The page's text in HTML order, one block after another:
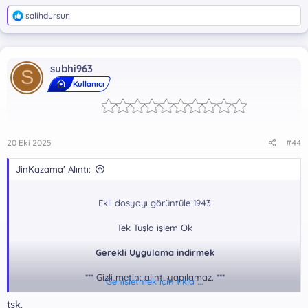
T
e
p
k
l
e
r
salihdursun
S subhi963
Kullanıcı
20 Eki 2025 #44
JinKazama' Alıntı:
Ekli dosyayı görüntüle 1943
Tek Tuşla işlem Ok
Gerekli Uygulama indirmek
*** Gizli metin: alıntı yapılamaz. ***
Genişletmek için tıkla ...
tsk.